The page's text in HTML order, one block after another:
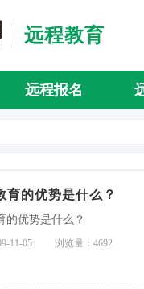
远程教育
远程报名
育的优势是什么？
的优势是什么？
11-05 浏览量：4692